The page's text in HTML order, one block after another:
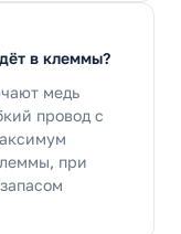
в клеммы?
медь
провод с
при